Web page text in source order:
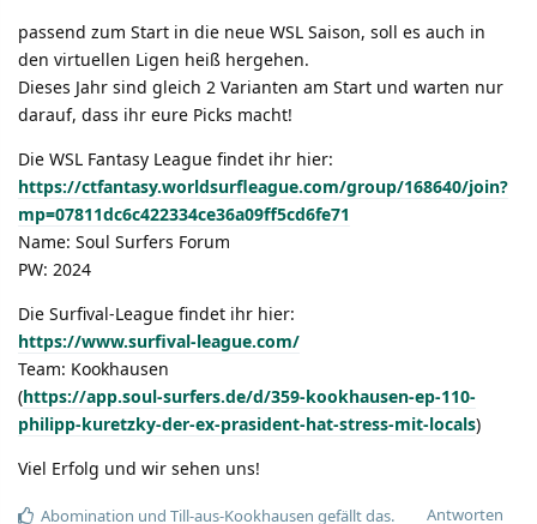
passend zum Start in die neue WSL Saison, soll es auch in
den virtuellen Ligen heiß hergehen.
Dieses Jahr sind gleich 2 Varianten am Start und warten nur
darauf, dass ihr eure Picks macht!
Die WSL Fantasy League findet ihr hier:
https://ctfantasy.worldsurfleague.com/group/168640/join?
mp=07811dc6c422334ce36a09ff5cd6fe71
Name: Soul Surfers Forum
PW: 2024
Die Surfival-League findet ihr hier:
https://www.surfival-league.com/
Team: Kookhausen
(https://app.soul-surfers.de/d/359-kookhausen-ep-110-
philipp-kuretzky-der-ex-prasident-hat-stress-mit-locals)
Viel Erfolg und wir sehen uns!
Antworten
Abomination und Till-aus-Kookhausen gefällt das.